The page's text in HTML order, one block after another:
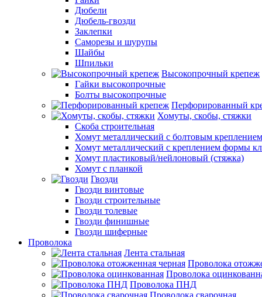
Дюбели
Дюбель-гвозди
Заклепки
Саморезы и шурупы
Шайбы
Шпильки
Высокопрочный крепеж
Гайки высокопрочные
Болты высокопрочные
Перфорированный
Хомуты, скобы, стяжки
Скоба строительная
Хомут металлический с болтовым креплением
Хомут металлический с креплением формы
Хомут пластиковый/нейлоновый (стяжка)
Хомут с планкой
Гвозди
Гвозди винтовые
Гвозди строительные
Гвозди толевые
Гвозди финишные
Гвозди шиферные
Проволока
Лента стальная
Проволока
Проволока
Проволока ПНД
Проволока сварочная